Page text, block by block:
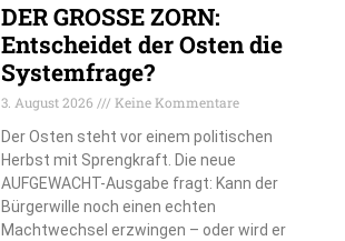
DER GROSSE ZORN:
Entscheidet der Osten die
Systemfrage?
3. August 2026
Keine Kommentare
Der Osten steht vor einem politischen
Herbst mit Sprengkraft. Die neue
AUFGEWACHT-Ausgabe fragt: Kann der
Bürgerwille noch einen echten
Machtwechsel erzwingen – oder wird er